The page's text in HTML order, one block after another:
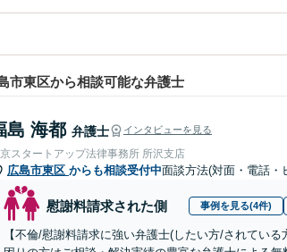
市東区から相談可能な弁護士
島 海都 弁護士 インタビューを見る
スタートアップ法律事務所 所沢支店
広島市東区 からも相談受付中面談方法(対面・電話・
慰謝料請求された側 事例を見る(4件)
【不倫/慰謝料請求に強い弁護士(したい方/されてい